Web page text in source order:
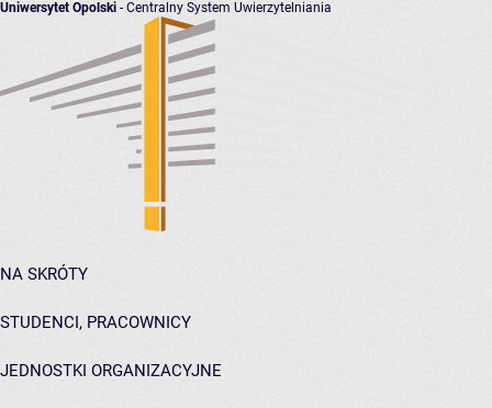
Uniwersytet Opolski - Centralny System Uwierzytelniania
NA SKRÓTY
STUDENCI, PRACOWNICY
JEDNOSTKI ORGANIZACYJNE